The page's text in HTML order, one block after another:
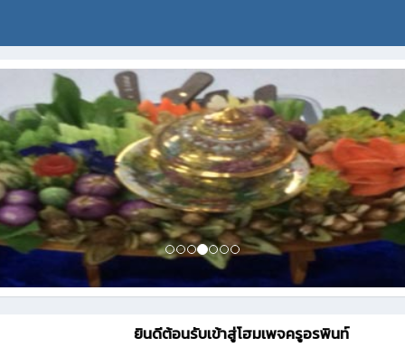
ยินดีต้อนรับเข้าสู่โฮมเพจครูอรพินท์